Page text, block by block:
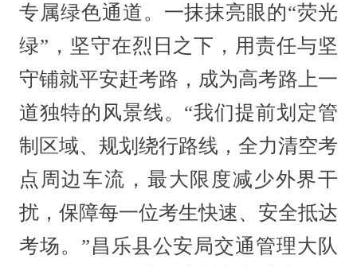
专属绿色通道。一抹抹亮眼的“荧光
绿”，坚守在烈日之下，用责任与坚
守铺就平安赶考路，成为高考路上一
道独特的风景线。“我们提前划定管
制区域、规划绕行路线，全力清空考
点周边车流，最大限度减少外界干
扰，保障每一位考生快速、安全抵达
考场。”昌乐县公安局交通管理大队